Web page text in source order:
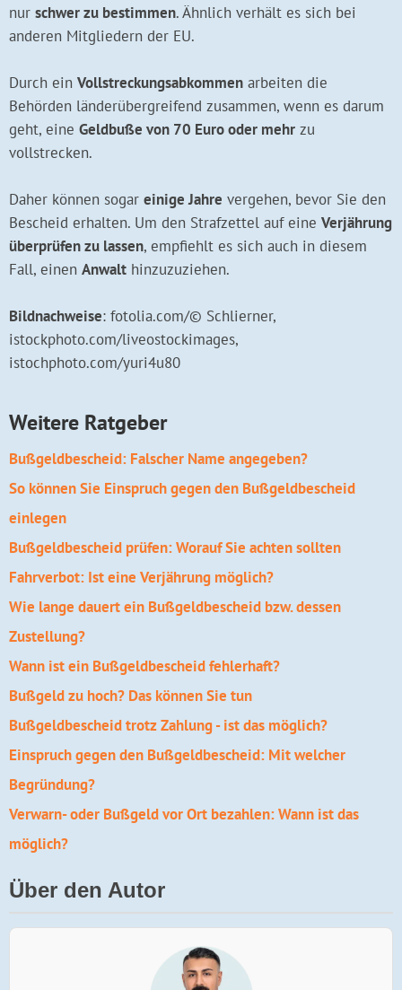
nur schwer zu bestimmen. Ähnlich verhält es sich bei
anderen Mitgliedern der EU.
Durch ein Vollstreckungsabkommen arbeiten die
Behörden länderübergreifend zusammen, wenn es darum
geht, eine Geldbuße von 70 Euro oder mehr zu
vollstrecken.
Daher können sogar einige Jahre vergehen, bevor Sie den
Bescheid erhalten. Um den Strafzettel auf eine Verjährung
überprüfen zu lassen, empfiehlt es sich auch in diesem
Fall, einen Anwalt hinzuzuziehen.
Bildnachweise: fotolia.com/© Schlierner,
istockphoto.com/liveostockimages,
istochphoto.com/yuri4u80
Weitere Ratgeber
Bußgeldbescheid: Falscher Name angegeben?
So können Sie Einspruch gegen den Bußgeldbescheid
einlegen
Bußgeldbescheid prüfen: Worauf Sie achten sollten
Fahrverbot: Ist eine Verjährung möglich?
Wie lange dauert ein Bußgeldbescheid bzw. dessen
Zustellung?
Wann ist ein Bußgeldbescheid fehlerhaft?
Bußgeld zu hoch? Das können Sie tun
Bußgeldbescheid trotz Zahlung - ist das möglich?
Einspruch gegen den Bußgeldbescheid: Mit welcher
Begründung?
Verwarn- oder Bußgeld vor Ort bezahlen: Wann ist das
möglich?
Über den Autor